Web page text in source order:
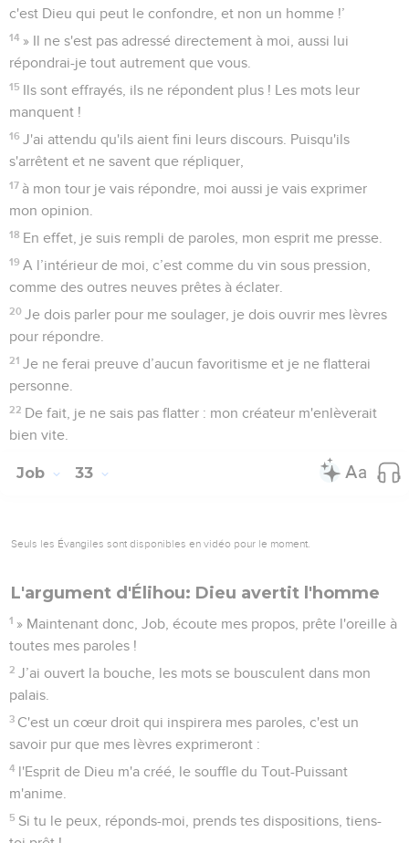
c'est Dieu qui peut le confondre, et non un homme !’
14 » Il ne s'est pas adressé directement à moi, aussi lui
répondrai-je tout autrement que vous.
15 Ils sont effrayés, ils ne répondent plus ! Les mots leur
manquent !
16 J'ai attendu qu'ils aient fini leurs discours. Puisqu'ils
s'arrêtent et ne savent que répliquer,
17 à mon tour je vais répondre, moi aussi je vais exprimer
mon opinion.
18 En effet, je suis rempli de paroles, mon esprit me presse.
19 A l’intérieur de moi, c’est comme du vin sous pression,
comme des outres neuves prêtes à éclater.
20 Je dois parler pour me soulager, je dois ouvrir mes lèvres
pour répondre.
21 Je ne ferai preuve d’aucun favoritisme et je ne flatterai
personne.
22 De fait, je ne sais pas flatter : mon créateur m'enlèverait
bien vite.
Job 33
Seuls les Évangiles sont disponibles en vidéo pour le moment.
L'argument d'Élihou: Dieu avertit l'homme
1 » Maintenant donc, Job, écoute mes propos, prête l'oreille à
toutes mes paroles !
2 J’ai ouvert la bouche, les mots se bousculent dans mon
palais.
3 C'est un cœur droit qui inspirera mes paroles, c'est un
savoir pur que mes lèvres exprimeront :
4 l'Esprit de Dieu m'a créé, le souffle du Tout-Puissant
m'anime.
5 Si tu le peux, réponds-moi, prends tes dispositions, tiens-